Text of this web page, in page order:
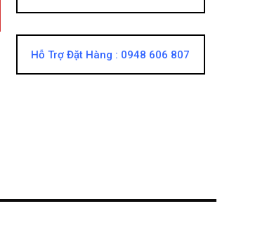
Hỗ Trợ Đặt Hàng : 0948 606 807